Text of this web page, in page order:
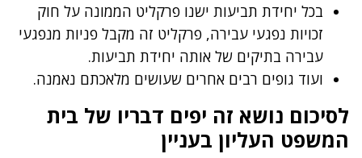
בכל יחידת תביעות ישנו פרקליט הממונה על חוק
זכויות נפגעי עבירה, פרקליט זה מקבל פניות מנפגעי
עבירה בתיקים של אותה יחידת תביעות.
ועוד גופים רבים אחרים שעושים מלאכתם נאמנה.
לסיכום נושא זה יפים דבריו של בית
המשפט העליון בעניין